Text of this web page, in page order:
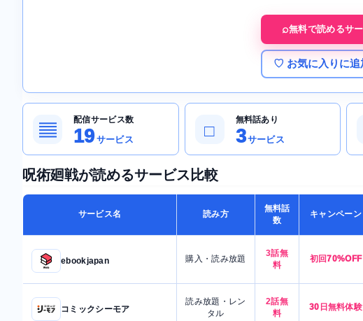
無料で読めるサ
♡ お気に入りに追
▤
配信サービス数
19サービス □
無料話あり
3サービス
呪術廻戦が読めるサービス比較
サービス名 読み方
無料話
数
キャンペーン
ebookjapan 購入・読み放題
3話無
料
初回70%OFF
コミックシーモア
読み放題・レン
タル
2話無
料
30日無料体験